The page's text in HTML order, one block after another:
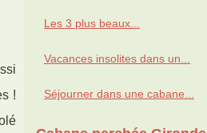
!
Les 3 plus beaux...
Vacances insolites dans un...
Séjourner dans une cabane...